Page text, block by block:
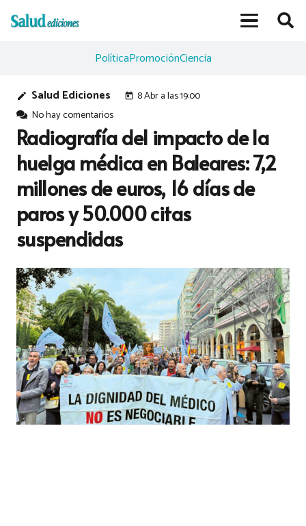
PolíticaPromociónCiencia
edit Salud Ediciones today 8 Abr a las 19:00
No hay comentarios
Radiografía del impacto de la
huelga médica en Baleares: 7,2
millones de euros, 16 días de
paros y 50.000 citas
suspendidas